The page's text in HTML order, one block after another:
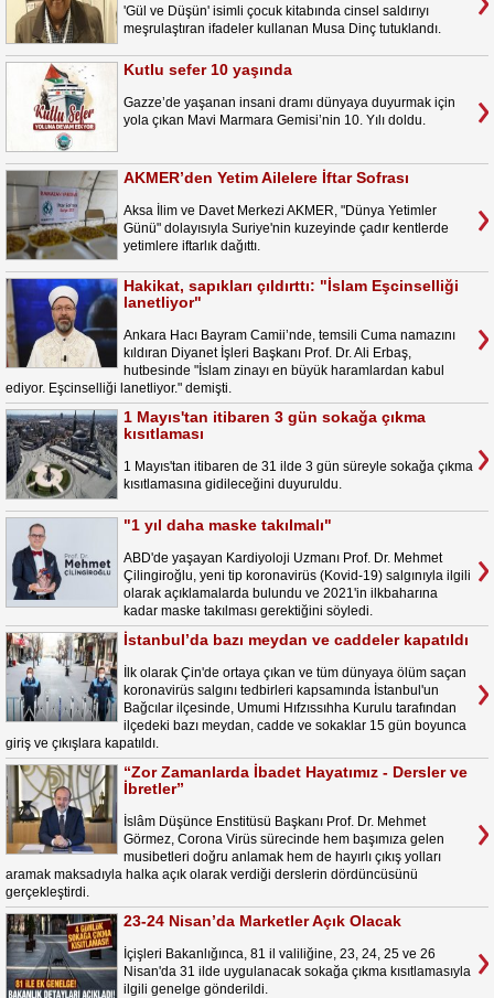
'Gül ve Düşün' isimli çocuk kitabında cinsel saldırıyı
meşrulaştıran ifadeler kullanan Musa Dinç tutuklandı.
Kutlu sefer 10 yaşında
Gazze’de yaşanan insani dramı dünyaya duyurmak için
yola çıkan Mavi Marmara Gemisi’nin 10. Yılı doldu.
AKMER’den Yetim Ailelere İftar Sofrası
Aksa İlim ve Davet Merkezi AKMER, "Dünya Yetimler
Günü" dolayısıyla Suriye'nin kuzeyinde çadır kentlerde
yetimlere iftarlık dağıttı.
Hakikat, sapıkları çıldırttı: "İslam Eşcinselliği
lanetliyor"
Ankara Hacı Bayram Camii’nde, temsili Cuma namazını
kıldıran Diyanet İşleri Başkanı Prof. Dr. Ali Erbaş,
hutbesinde "İslam zinayı en büyük haramlardan kabul
ediyor. Eşcinselliği lanetliyor." demişti.
1 Mayıs'tan itibaren 3 gün sokağa çıkma
kısıtlaması
1 Mayıs'tan itibaren de 31 ilde 3 gün süreyle sokağa çıkma
kısıtlamasına gidileceğini duyuruldu.
"1 yıl daha maske takılmalı"
ABD'de yaşayan Kardiyoloji Uzmanı Prof. Dr. Mehmet
Çilingiroğlu, yeni tip koronavirüs (Kovid-19) salgınıyla ilgili
olarak açıklamalarda bulundu ve 2021'in ilkbaharına
kadar maske takılması gerektiğini söyledi.
İstanbul’da bazı meydan ve caddeler kapatıldı
İlk olarak Çin'de ortaya çıkan ve tüm dünyaya ölüm saçan
koronavirüs salgını tedbirleri kapsamında İstanbul'un
Bağcılar ilçesinde, Umumi Hıfzıssıhha Kurulu tarafından
ilçedeki bazı meydan, cadde ve sokaklar 15 gün boyunca
giriş ve çıkışlara kapatıldı.
“Zor Zamanlarda İbadet Hayatımız - Dersler ve
İbretler”
İslâm Düşünce Enstitüsü Başkanı Prof. Dr. Mehmet
Görmez, Corona Virüs sürecinde hem başımıza gelen
musibetleri doğru anlamak hem de hayırlı çıkış yolları
aramak maksadıyla halka açık olarak verdiği derslerin dördüncüsünü
gerçekleştirdi.
23-24 Nisan’da Marketler Açık Olacak
İçişleri Bakanlığınca, 81 il valiliğine, 23, 24, 25 ve 26
Nisan'da 31 ilde uygulanacak sokağa çıkma kısıtlamasıyla
ilgili genelge gönderildi.